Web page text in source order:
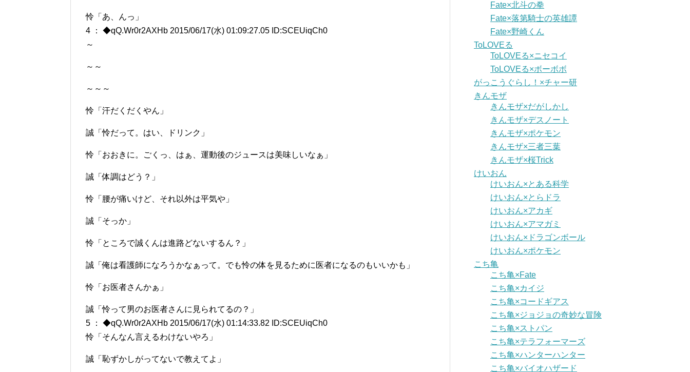
怜「あ、んっ」
4 ： ◆qQ.Wr0r2AXHb 2015/06/17(水) 01:09:27.05 ID:SCEUiqCh0
～
～～
～～～
怜「汗だくだくやん」
誠「怜だって。はい、ドリンク」
怜「おおきに。ごくっ、はぁ、運動後のジュースは美味しいなぁ」
誠「体調はどう？」
怜「腰が痛いけど、それ以外は平気や」
誠「そっか」
怜「ところで誠くんは進路どないするん？」
誠「俺は看護師になろうかなぁって。でも怜の体を見るために医者になるのもいいかも」
怜「お医者さんかぁ」
誠「怜って男のお医者さんに見られてるの？」
5 ： ◆qQ.Wr0r2AXHb 2015/06/17(水) 01:14:33.82 ID:SCEUiqCh0
怜「そんなん言えるわけないやろ」
誠「恥ずかしがってないで教えてよ」
Fate×北斗の拳
Fate×落第騎士の英雄譚
Fate×野崎くん
ToLOVEる
ToLOVEる×ニセコイ
ToLOVEる×ボーボボ
がっこうぐらし！×チャー研
きんモザ
きんモザ×だがしかし
きんモザ×デスノート
きんモザ×ポケモン
きんモザ×三者三葉
きんモザ×桜Trick
けいおん
けいおん×とある科学
けいおん×とらドラ
けいおん×アカギ
けいおん×アマガミ
けいおん×ドラゴンボール
けいおん×ポケモン
こち亀
こち亀×Fate
こち亀×カイジ
こち亀×コードギアス
こち亀×ジョジョの奇妙な冒険
こち亀×ストパン
こち亀×テラフォーマーズ
こち亀×ハンターハンター
こち亀×バイオハザード